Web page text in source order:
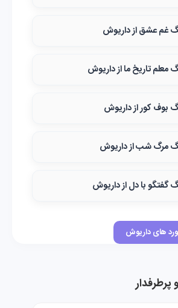
غم عشق از داریوش
معلم تاریخ ما از داریوش
بوف کور از داریوش
مرگ شب از داریوش
گفتگو با دل از داریوش
های داریوش